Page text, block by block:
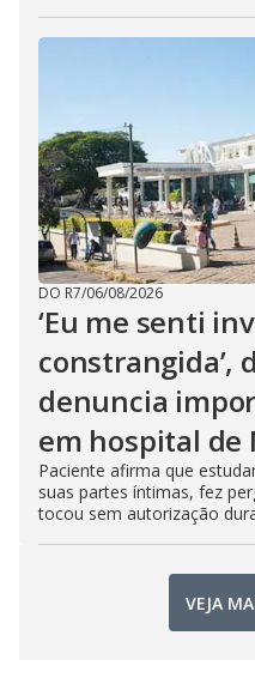
DO R7/06/08/2026
‘Eu me senti
constrangida’,
denuncia
em hospital de
Paciente afirma que
suas partes íntimas, fez
tocou sem autorização
VEJA